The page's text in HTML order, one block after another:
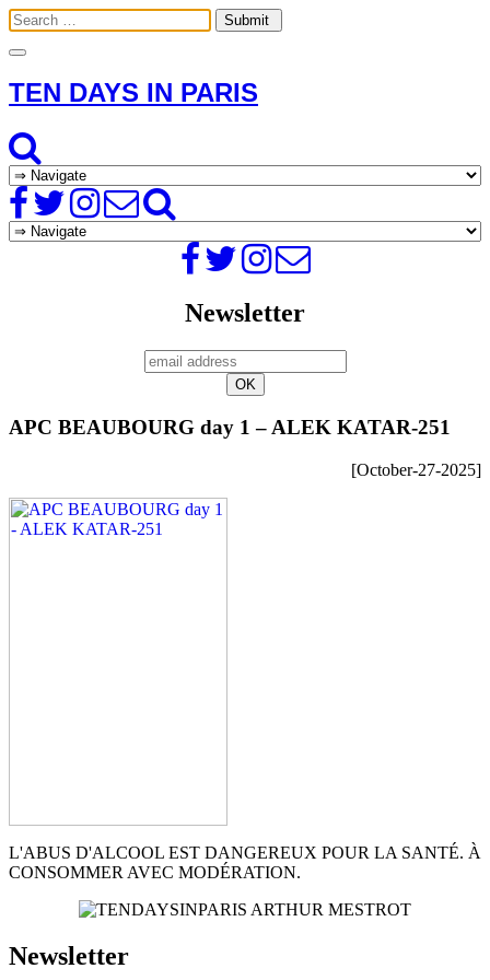
Toggle
TEN DAYS IN PARIS
Newsletter
APC BEAUBOURG day 1 – ALEK KATAR-251
[October-27-2025]
L'ABUS D'ALCOOL EST DANGEREUX POUR LA SANTÉ. À
CONSOMMER AVEC MODÉRATION.
Newsletter